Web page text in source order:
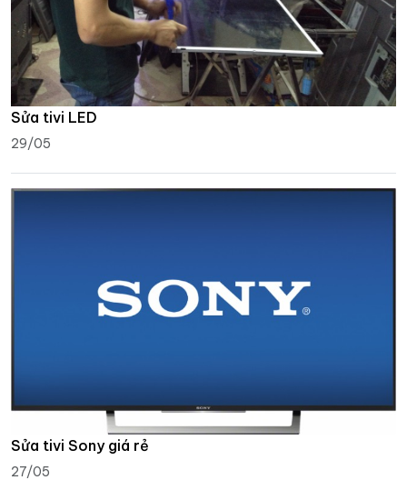
Sửa tivi LED
29/05
Sửa tivi Sony giá rẻ
27/05